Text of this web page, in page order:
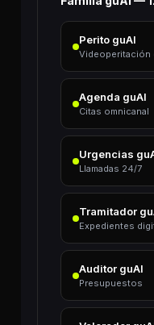
Perito guAI
Videoperitación
Agenda guAI
Citas omnicanal
Urgencias
Llamadas 24/7
Tramitador
Expedientes
Auditor guAI
Presupuestos